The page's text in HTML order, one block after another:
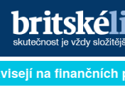
PŘIHLÁSIT
na